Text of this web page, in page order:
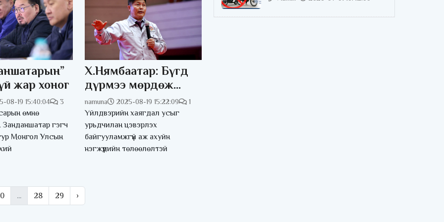
жар хоног
08-19 15:40:04 3
өмнө
гэгч
Монгол Улсын
Х.Нямбаатар: Бүгд
дүрмээ мөрдөж
байж цэгцрэх ёстой
namuna 2025-08-19 15:22:09 1
Үйлдвэрийн хаягдал усыг
урьдчилан цэвэрлэх
байгууламжгүй аж ахуйн
нэгжүүдийн төлөөлөлтэй
... 28 29 ›